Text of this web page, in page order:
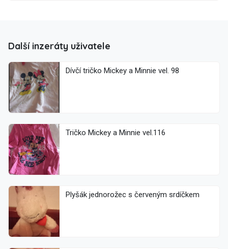
Další inzeráty uživatele
Dívčí tričko Mickey a Minnie vel. 98
Tričko Mickey a Minnie vel.116
Plyšák jednorožec s červeným srdíčkem